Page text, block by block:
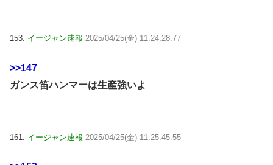
153: イージャン速報 2025/04/25(金) 11:24:28.77
>>147
ガンス笛ハンマーは生産強いよ
161: イージャン速報 2025/04/25(金) 11:25:45.55